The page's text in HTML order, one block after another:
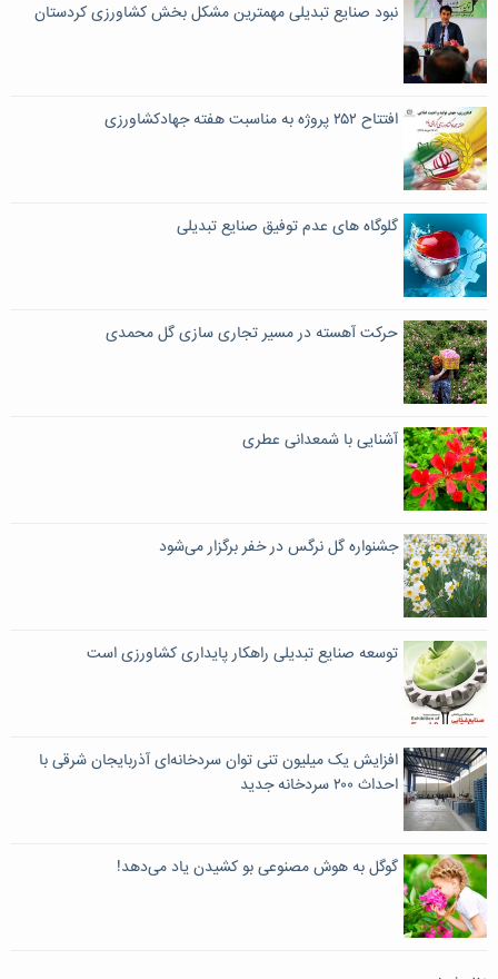
نبود صنایع تبدیلی مهمترین مشکل بخش کشاورزی کردستان
افتتاح ۲۵۲ پروژه به مناسبت هفته جهادکشاورزی
گلوگاه های عدم توفیق صنایع تبدیلی
حرکت آهسته در مسیر تجاری سازی گل محمدی
آشنایی با شمعدانی عطری
جشنواره گل نرگس در خفر برگزار می‌شود
توسعه صنایع تبدیلی راهکار پایداری کشاورزی است
افزایش یک میلیون تنی توان سردخانه‌ای آذربایجان شرقی با
احداث ۲۰۰ سردخانه جدید
گوگل به هوش مصنوعی بو کشیدن یاد می‌دهد!